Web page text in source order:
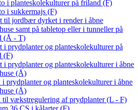
i planteskolekulturer på friland (F)
i sukkermajs (F)
til jordbær dyrket i render i åbne
samt på tabletop eller i tunneller på
(Å - T)
i prydplanter og planteskolekulturer på
(F)
i prydplanter og planteskolekulturer i åbne
(Å)
i prydplanter og planteskolekulturer i åbne
(Å)
til vækstregulering af prydplanter (L - F)
36 CS i kålarter (F)